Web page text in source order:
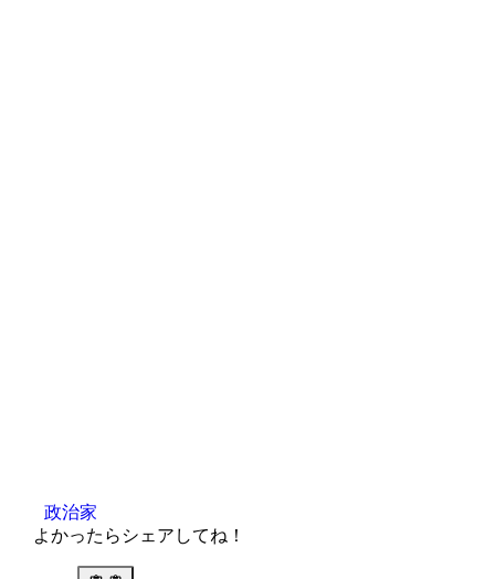
政治家
よかったらシェアしてね！